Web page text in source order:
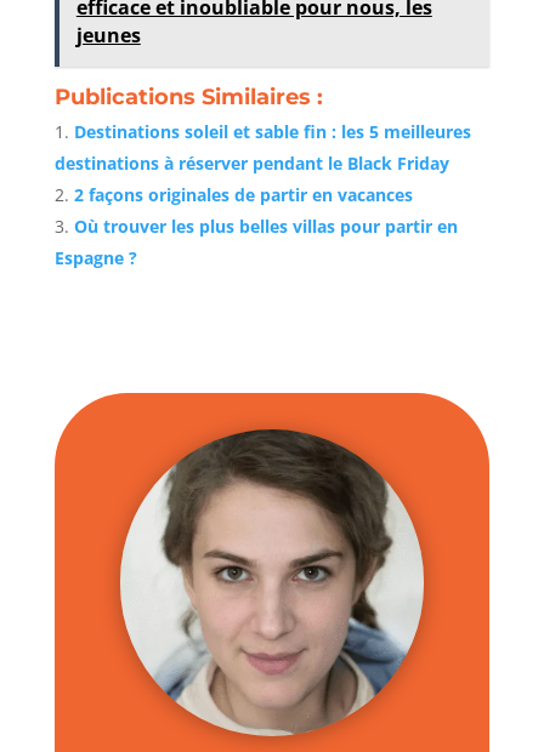
efficace et inoubliable pour nous, les
jeunes
Publications Similaires :
Destinations soleil et sable fin : les 5 meilleures
destinations à réserver pendant le Black Friday
2 façons originales de partir en vacances
Où trouver les plus belles villas pour partir en
Espagne ?